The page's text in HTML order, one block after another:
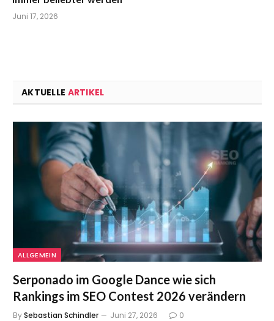
Juni 17, 2026
AKTUELLE ARTIKEL
ALLGEMEIN
Serponado im Google Dance wie sich
Rankings im SEO Contest 2026 verändern
BySebastian Schindler Juni 27, 2026 0